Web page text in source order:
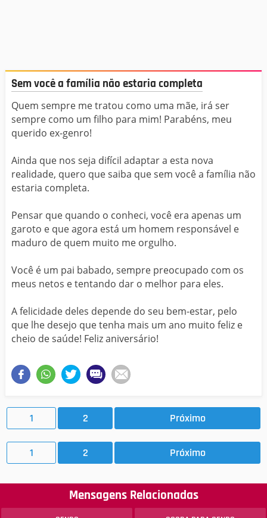
Sem você a família não estaria completa
Quem sempre me tratou como uma mãe, irá ser
sempre como um filho para mim! Parabéns, meu
querido ex-genro!
Ainda que nos seja difícil adaptar a esta nova
realidade, quero que saiba que sem você a família não
estaria completa.
Pensar que quando o conheci, você era apenas um
garoto e que agora está um homem responsável e
maduro de quem muito me orgulho.
Você é um pai babado, sempre preocupado com os
meus netos e tentando dar o melhor para eles.
A felicidade deles depende do seu bem-estar, pelo
que lhe desejo que tenha mais um ano muito feliz e
cheio de saúde! Feliz aniversário!
1 2 Próximo
1 2 Próximo
Mensagens Relacionadas